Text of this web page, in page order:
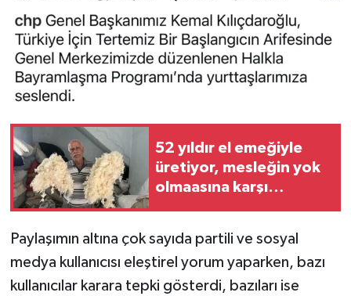
52 yıldır el emeğiyle
üretiyor, mesleğin yok
olmaasına karşı
Paylaşımın altına çok sayıda partili ve sosyal
medya kullanıcısı eleştirel yorum yaparken, bazı
kullanıcılar karara tepki gösterdi, bazıları ise